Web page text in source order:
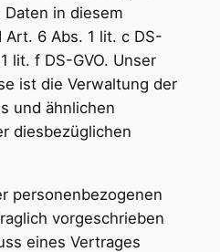
in diesem
Art. 6 Abs. 1 lit. c DS-
lit. f DS-GVO. Unser
ist die Verwaltung der
und ähnlichen
diesbezüglichen
personenbezogenen
vorgeschrieben
eines Vertrages